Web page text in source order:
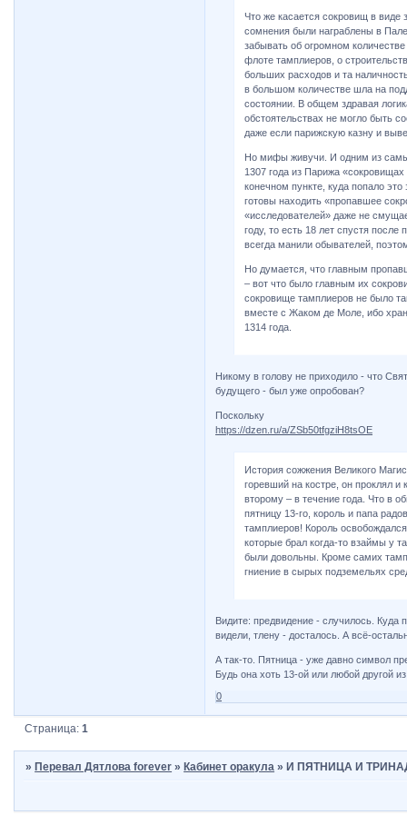
Что же касается сокровищ в виде
сомнения были награблены в
забывать об огромном
флоте тамплиеров, о
больших расходов и та
в большом количестве шла на
состоянии. В общем здравая
обстоятельствах не могло быть
даже если парижскую казну и
Но мифы живучи. И одним из
1307 года из Парижа
конечном пункте, куда попало
готовы находить «пропавшее
«исследователей» даже не
году, то есть 18 лет спустя
всегда манили обывателей,
Но думается, что главным
– вот что было главным их
сокровище тамплиеров не было
вместе с Жаком де Моле, ибо
1314 года.
Никому в голову не приходило - что
будущего - был уже опробован?
Поскольку
https://dzen.ru/a/ZSb50tfgziH8tsOE
История сожжения Великого
горевший на костре, он проклял
второму – в течение года. Что в
пятницу 13-го, король и папа
тамплиеров! Король
которые брал когда-то взаймы у
были довольны. Кроме самих
гниение в сырых подземельях
Видите: предвидение - случилось. Куда
видели, тлену - досталось. А всё-
А так-то. Пятница - уже давно символ
Будь она хоть 13-ой или любой другой
0
Страница:1
»Перевал Дятлова forever »Кабинет оракула »И ПЯТНИЦА И